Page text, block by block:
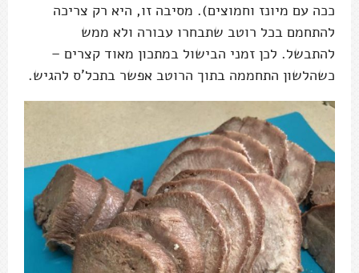
ככה עם מיונז וחמוצים). מסיבה זו, היא רק צריכה
להתחמם בכל רוטב שתבחרו עבורה ולא ממש
להתבשל. לכן זמני הבישול במתכון מאוד קצרים –
כשהלשון התחממה בתוך הרוטב אפשר בתכל'ס להגיש.